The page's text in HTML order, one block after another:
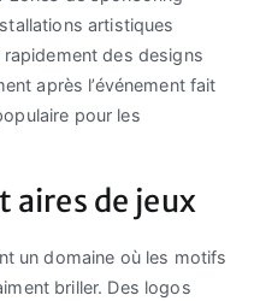
artistiques
des designs
après l’événement fait
pour les
aires de jeux
un domaine où les motifs
briller. Des logos